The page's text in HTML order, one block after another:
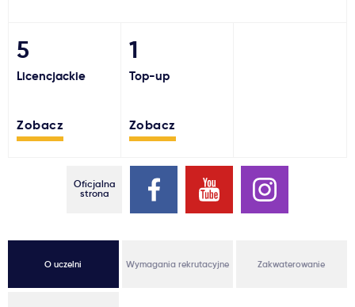
Usługi
Dlaczego Kastu?
5
Licencjackie
Zobacz
1
Top-up
Zobacz
Oficjalna
strona
O uczelni Wymagania rekrutacyjne Zakwaterowanie